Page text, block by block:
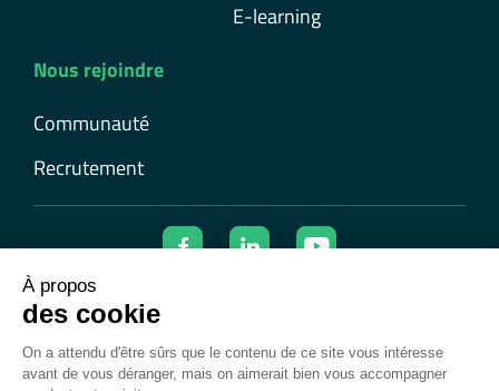
E-learning
Nous rejoindre
Communauté
Recrutement
© 2026 Ecolearn | Tous droits réservés
Mentions légales